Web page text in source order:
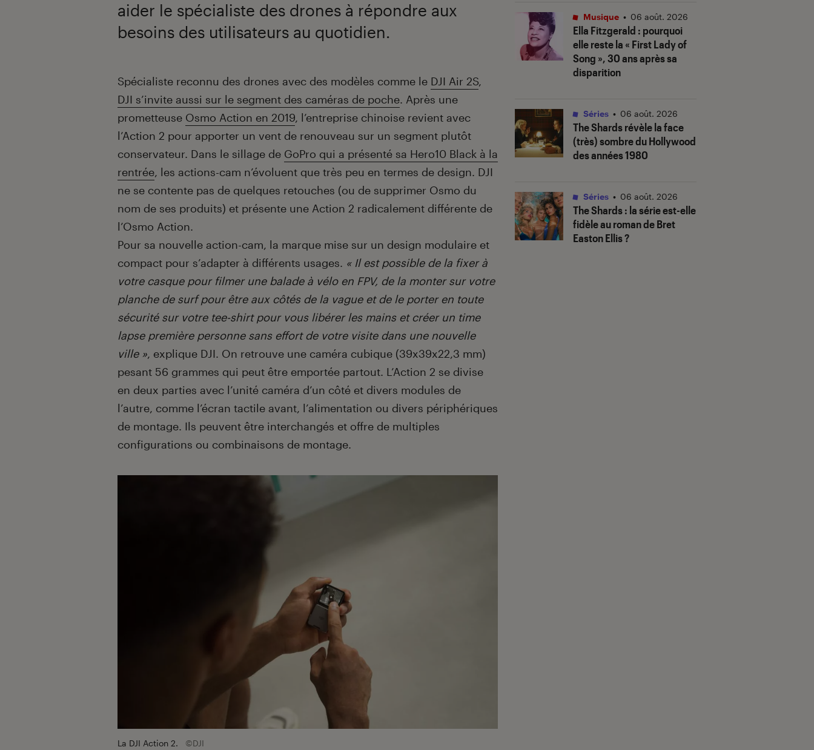
aider le spécialiste des drones à répondre aux
besoins des utilisateurs au quotidien.
Introduction
Spécialiste reconnu des drones avec des modèles comme le DJI Air 2S,
DJI s’invite aussi sur le segment des caméras de poche. Après une
prometteuse Osmo Action en 2019, l’entreprise chinoise revient avec
l’Action 2 pour apporter un vent de renouveau sur un segment plutôt
conservateur. Dans le sillage de GoPro qui a présenté sa Hero10 Black à la
rentrée, les actions-cam n’évoluent que très peu en termes de design. DJI
ne se contente pas de quelques retouches (ou de supprimer Osmo du
nom de ses produits) et présente une Action 2 radicalement différente de
l’Osmo Action.
Pour sa nouvelle action-cam, la marque mise sur un design modulaire et
compact pour s’adapter à différents usages. « Il est possible de la fixer à
votre casque pour filmer une balade à vélo en FPV, de la monter sur votre
planche de surf pour être aux côtés de la vague et de le porter en toute
sécurité sur votre tee-shirt pour vous libérer les mains et créer un time
lapse première personne sans effort de votre visite dans une nouvelle
ville », explique DJI. On retrouve une caméra cubique (39x39x22,3 mm)
pesant 56 grammes qui peut être emportée partout. L’Action 2 se divise
en deux parties avec l’unité caméra d’un côté et divers modules de
l’autre, comme l’écran tactile avant, l’alimentation ou divers périphériques
de montage. Ils peuvent être interchangés et offre de multiples
configurations ou combinaisons de montage.
La DJI Action 2. ©DJI
Ella Fitzgerald : pourquoi
elle reste la « First Lady of
Song », 30 ans après sa
disparition
Musique • 06 août. 2026
The Shardsrévèle la face
(très) sombre du Hollywood
des années 1980
Séries • 06 août. 2026
The Shards: la série est-elle
fidèle au roman de Bret
Easton Ellis ?
Séries • 06 août. 2026